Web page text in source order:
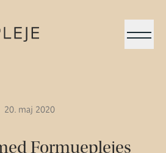
Menu
20. maj 2020
Formueplejes